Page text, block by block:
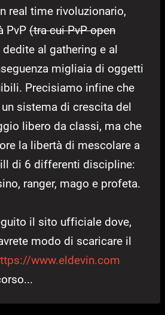
real time rivoluzionario,
PvP (tra cui PvP open
al gathering e al
migliaia di oggetti
Precisiamo infine che
sistema di crescita del
libero da classi, ma che
la libertà di mescolare a
di 6 differenti discipline:
ranger, mago e profeta.
il sito ufficiale dove,
modo di scaricare il
www.eldevin.com